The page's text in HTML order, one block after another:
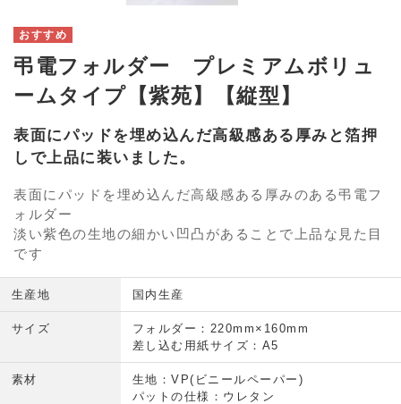
弔電フォルダー プレミアムボリュ
ームタイプ【紫苑】【縦型】
表面にパッドを埋め込んだ高級感ある厚みと箔押
しで上品に装いました。
表面にパッドを埋め込んだ高級感ある厚みのある弔電フ
ォルダー
淡い紫色の生地の細かい凹凸があることで上品な見た目
です
生産地 国内生産
サイズ
フォルダー：220mm×160mm
差し込む用紙サイズ：A5
素材
生地：VP(ビニールペーパー)
パットの仕様：ウレタン